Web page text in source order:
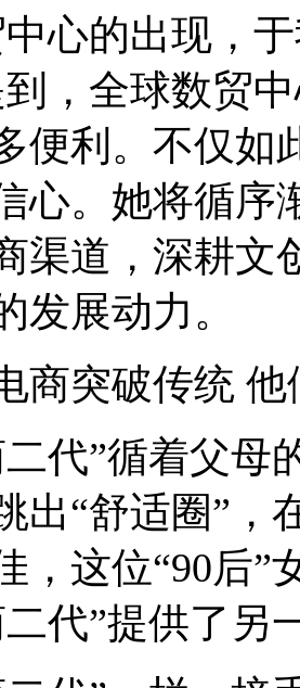
心的出现，
，全球数贸
便利。不仅如
心。她将循序
渠道，深耕文
发展动力。
商突破传统
代”循着父母
出“舒适圈”，
，这位“90后”
代”提供了另